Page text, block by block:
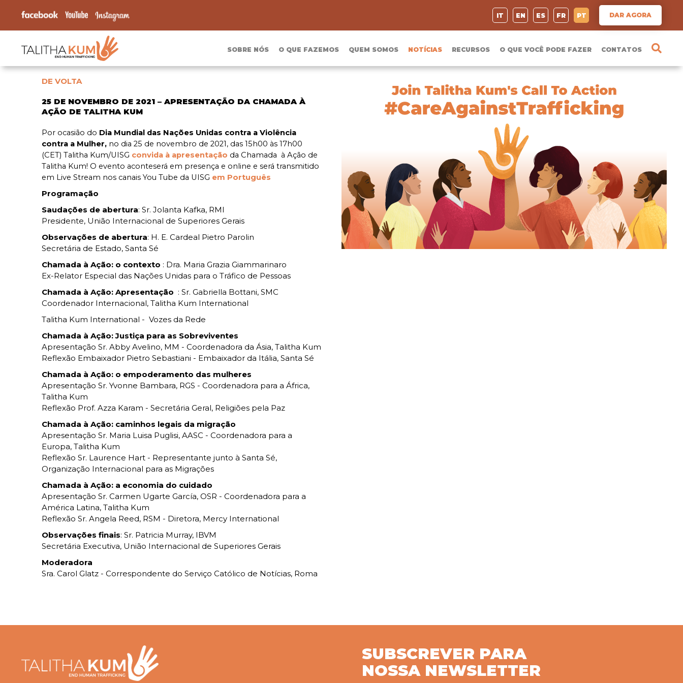
IT EN ES FR PT DAR AGORA
SOBRE NÓS O QUE FAZEMOS QUEM SOMOS NOTÍCIAS RECURSOS O QUE VOCÊ PODE FAZER CONTATOS
DE VOLTA
25 DE NOVEMBRO DE 2021 – APRESENTAÇÃO DA CHAMADA À
AÇÃO DE TALITHA KUM
Por ocasião do Dia Mundial das Nações Unidas contra a Violência
contra a Mulher, no dia 25 de novembro de 2021, das 15h00 às 17h00
(CET) Talitha Kum/UISG convida à apresentação da Chamada à Ação de
Talitha Kum! O evento aconteserá em presença e online e será transmitido
em Live Stream nos canais You Tube da UISG em Português
Programação
Saudações de abertura: Sr. Jolanta Kafka, RMI
Presidente, União Internacional de Superiores Gerais
Observações de abertura: H. E. Cardeal Pietro Parolin
Secretária de Estado, Santa Sé
Chamada à Ação: o contexto : Dra. Maria Grazia Giammarinaro
Ex-Relator Especial das Nações Unidas para o Tráfico de Pessoas
Chamada à Ação: Apresentação : Sr. Gabriella Bottani, SMC
Coordenador Internacional, Talitha Kum International
Talitha Kum International - Vozes da Rede
Chamada à Ação: Justiça para as Sobreviventes
Apresentação Sr. Abby Avelino, MM - Coordenadora da Ásia, Talitha Kum
Reflexão Embaixador Pietro Sebastiani - Embaixador da Itália, Santa Sé
Chamada à Ação: o empoderamento das mulheres
Apresentação Sr. Yvonne Bambara, RGS - Coordenadora para a África,
Talitha Kum
Reflexão Prof. Azza Karam - Secretária Geral, Religiões pela Paz
Chamada à Ação: caminhos legais da migração
Apresentação Sr. Maria Luisa Puglisi, AASC - Coordenadora para a
Europa, Talitha Kum
Reflexão Sr. Laurence Hart - Representante junto à Santa Sé,
Organização Internacional para as Migrações
Chamada à Ação: a economia do cuidado
Apresentação Sr. Carmen Ugarte García, OSR - Coordenadora para a
América Latina, Talitha Kum
Reflexão Sr. Angela Reed, RSM - Diretora, Mercy International
Observações finais: Sr. Patricia Murray, IBVM
Secretária Executiva, União Internacional de Superiores Gerais
Moderadora
Sra. Carol Glatz - Correspondente do Serviço Católico de Notícias, Roma
SUBSCREVER PARA
NOSSA NEWSLETTER